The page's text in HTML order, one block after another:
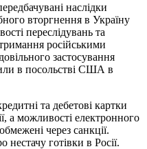
наслідки
вторгнення в Україну
переслідувань та
російськими
застосування
в посольстві США в
та дебетові картки
можливості електронного
через санкції.
готівки в Росії.